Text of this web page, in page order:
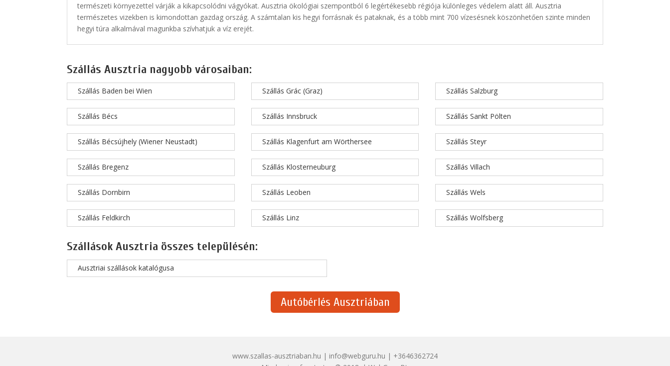
természeti környezettel várják a kikapcsolódni vágyókat. Ausztria ökológiai szempontból 6 legértékesebb régiója különleges védelem alatt áll. Ausztria
természetes vizekben is kimondottan gazdag ország. A számtalan kis hegyi forrásnak és pataknak, és a több mint 700 vízesésnek köszönhetően szinte minden
hegyi túra alkalmával magunkba szívhatjuk a víz erejét.
Szállás Ausztria nagyobb városaiban:
Szállás Baden bei Wien
Szállás Bécs
Szállás Bécsújhely (Wiener Neustadt)
Szállás Bregenz
Szállás Dornbirn
Szállás Feldkirch
Szállás Grác (Graz)
Szállás Innsbruck
Szállás Klagenfurt am Wörthersee
Szállás Klosterneuburg
Szállás Leoben
Szállás Linz
Szállás Salzburg
Szállás Sankt Pölten
Szállás Steyr
Szállás Villach
Szállás Wels
Szállás Wolfsberg
Szállások Ausztria összes településén:
Ausztriai szállások katalógusa
Autóbérlés Ausztriában
www.szallas-ausztriaban.hu | info@webguru.hu | +3646362724